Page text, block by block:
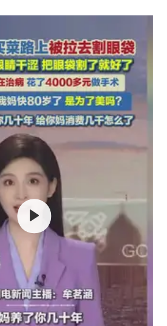
10余省份将出现强风雨 局地特大暴雨
新疆一婚礼线上邀请引热议
《龙餐馆》 冲奖
韩军前线部队连曝丑闻